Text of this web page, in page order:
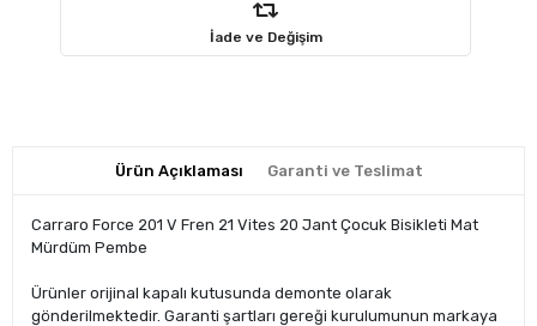
İade ve Değişim
Ürün Açıklaması Garanti ve Teslimat
Carraro Force 201 V Fren 21 Vites 20 Jant Çocuk Bisikleti Mat
Mürdüm Pembe
Ürünler orijinal kapalı kutusunda demonte olarak
gönderilmektedir. Garanti şartları gereği kurulumunun markaya